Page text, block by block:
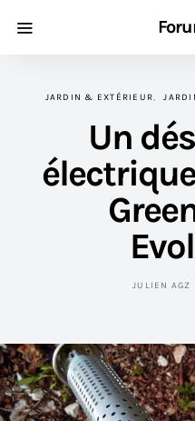
JARDIN & EXTÉRIEUR
Un
JULIEN AGZ